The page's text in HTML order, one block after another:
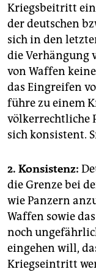
Kriegsbeitritt
der deutschen
sich in den
die Verhängung
von Waffen
das Eingreifen
führe zu einem
völkerrechtliche
sich konsistent.
2. Konsistenz:
die Grenze bei
wie Panzern
Waffen sowie
noch
eingehen will,
Kriegseintritt